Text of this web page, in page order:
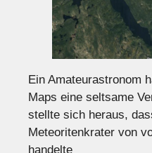
Ein Amateurastronom
Maps eine seltsame
stellte sich heraus,
Meteoritenkrater von
handelte